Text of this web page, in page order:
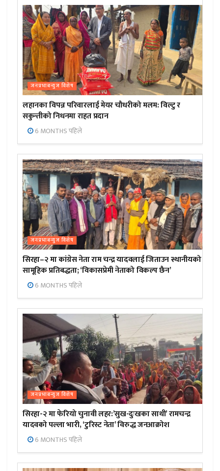
जनप्रभाबन्युज विशेष
लहानका विपन्न परिवारलाई मेयर चौधरीको मलम: विल्टु र
सकुन्तीको निधनमा राहत प्रदान
6 MONTHS पहिले
जनप्रभाबन्युज विशेष
सिरहा–२ मा कांग्रेस नेता राम चन्द्र यादवलाई जिताउन स्थानीयको
सामूहिक प्रतिबद्धता; ‘विकासप्रेमी नेताको विकल्प छैन’
6 MONTHS पहिले
जनप्रभाबन्युज विशेष
सिरहा-२ मा फेरियो चुनावी लहर:’सुख-दुःखका साथी’ रामचन्द्र
यादवको पल्ला भारी, ‘टुरिस्ट नेता’ विरुद्ध जनआक्रोश
6 MONTHS पहिले